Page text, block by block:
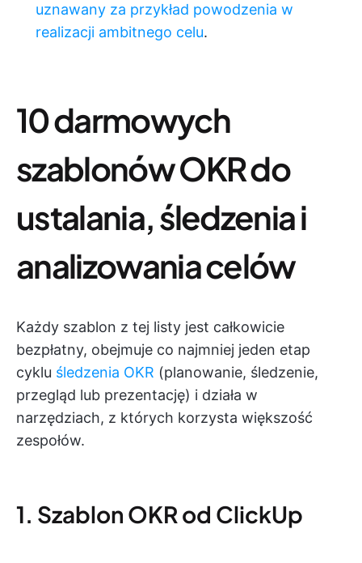
uznawany za przykład powodzenia w
realizacji ambitnego celu.
10 darmowych
szablonów OKR do
ustalania, śledzenia i
analizowania celów
Każdy szablon z tej listy jest całkowicie
bezpłatny, obejmuje co najmniej jeden etap
cyklu śledzenia OKR (planowanie, śledzenie,
przegląd lub prezentację) i działa w
narzędziach, z których korzysta większość
zespołów.
1. Szablon OKR od ClickUp